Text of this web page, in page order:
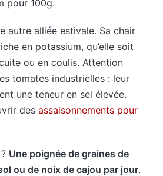
pour 100g.
autre alliée estivale. Sa chair
en potassium, qu’elle soit
ou en coulis. Attention
tomates industrielles : leur
une teneur en sel élevée.
des assaisonnements pour
Une poignée de graines de
ou de noix de cajou par jour.